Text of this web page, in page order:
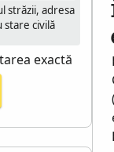
străzii, adresa
stare civilă
exactă